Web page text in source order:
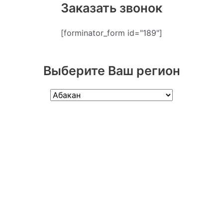
Заказать звонок
[forminator_form id="189"]
Выберите Ваш регион